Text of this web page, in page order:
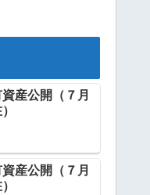
産公開（７月
産公開（７月